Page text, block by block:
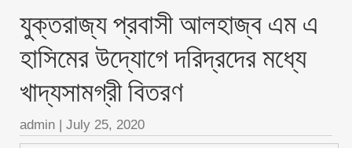
যুক্তরাজ্য প্রবাসী আলহাজ্ব এম এ
হাসিমের উদ্যোগে দরিদ্রদের মধ্যে
খাদ্যসামগ্রী বিতরণ
admin | July 25, 2020